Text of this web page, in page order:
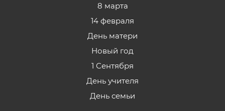
8 марта
14 февраля
День матери
Новый год
1 Сентября
День учителя
День семьи